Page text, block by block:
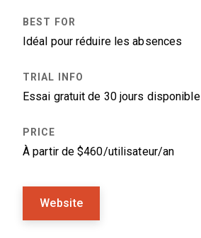
Idéal pour réduire les absences
Essai gratuit de 30 jours disponible
À partir de $460/utilisateur/an
Website